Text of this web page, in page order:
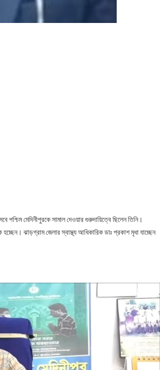
পশ্চিম মেদিনীপুরকে সামাল দেওয়ার গুরুদায়িত্বে ছিলেন তিনি।
ঝাড়গ্রাম জেলার স্বাস্থ্য আধিকারিক ডাঃ প্রকাশ মৃধা যাচ্ছেন